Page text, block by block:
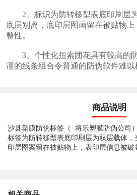
2、标识为防转移型表底印刷层
底层别离，底印层图画留在被贴物
整性。
3、个性化扭索团花具有较高的
谨的线条组合令普通的防伪软件难以
商品说明
沙县塑膜防伪标签（ 将乐塑膜防伪公司）
标签为防转移型表底印刷层为双层载体
印层图案留在被贴物上，表印层信息被破